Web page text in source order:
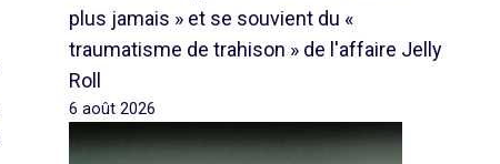
plus jamais » et se souvient du «
traumatisme de trahison » de l'affaire Jelly
Roll
6 août 2026